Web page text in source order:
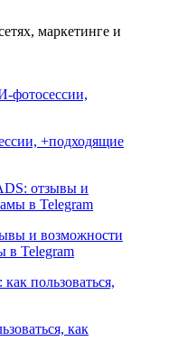
маркетинге и
+подходящие
и возможности
в Telegram
как